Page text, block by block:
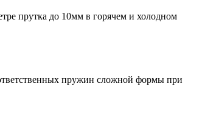
прутка до 10мм в горячем и холодном
пружин сложной формы при